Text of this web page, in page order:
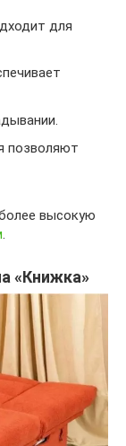
для
позволяют
высокую
.
«Книжка»